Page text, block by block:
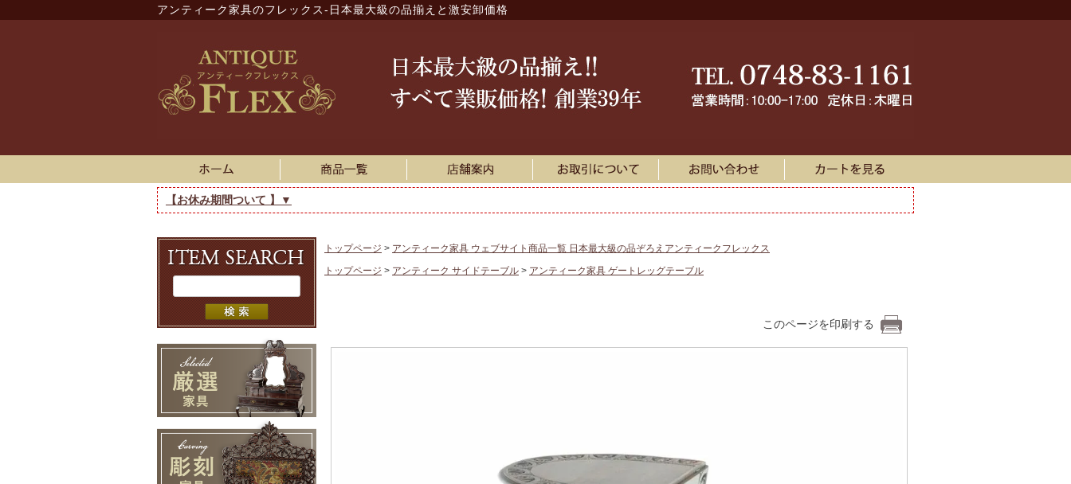
アンティーク家具のフレックス-日本最大級の品揃えと激安卸価格
【お休み期間ついて 】▼
トップページ
アンティーク家具 ウェブサイト商品一覧 日本最大級の品ぞろえアンティークフレックス
トップページ
アンティーク サイドテーブル アンティーク家具 ゲートレッグテーブル
このページを印刷する